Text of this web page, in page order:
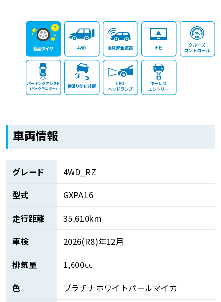
車両情報
グレード
4WD_RZ
型式
GXPA16
走行距離
35,610km
車検
2026(R8)年12月
排気量
1,600cc
色
プラチナホワイトパールマイカ